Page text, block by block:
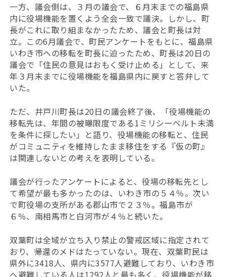
一方、議会側は、３月の議会で、６月末までの福島県
内に役場機能を置くよう全会一致で議決。しかし、町
長がこれに取り組まなかったため、議会と町長は対
立。この6月議会で、町民アンケートをもとに、福島県
いわき市への移転を町長に迫ったため、町長は20日の
議会で「住民の意見はおもく受け止める」として、来
年３月末までに役場機能を福島県内に戻すと答弁して
いた。
ただ、井戸川町長は20日の議会終了後、「役場機能の
移転先は、年間の被曝限度である1ミリシーベルト未満
を条件に探したい」と語り、役場機能の移転と、住民
がコミュニティを維持したまま移住をする『仮の町』
は関連しないとの考えを表明している。
議会が行ったアンケートによると、役場の移転先とし
て希望が最も多かったのは、いわき市の５４％。次い
で町役場の支所がある郡山市で２３％。福島市が
６％、南相馬市と白河市が４％と続いた。
双葉町は全域が立ち入り禁止の警戒区域に指定されて
おり、帰還のメドはたっていない。現在、双葉町民は
県外に3418人、県内に3577人避難しており、いわき市